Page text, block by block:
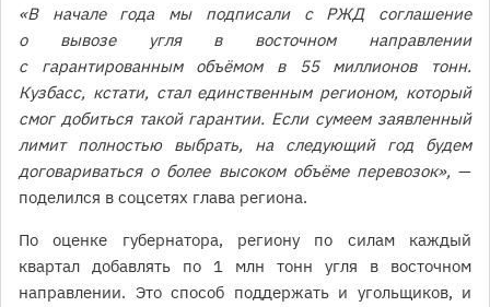
«В начале года мы подписали с РЖД соглашение
о вывозе угля в восточном направлении
с гарантированным объёмом в 55 миллионов тонн.
Кузбасс, кстати, стал единственным регионом, который
смог добиться такой гарантии. Если сумеем заявленный
лимит полностью выбрать, на следующий год будем
договариваться о более высоком объёме перевозок», —
поделился в соцсетях глава региона.
По оценке губернатора, региону по силам каждый
квартал добавлять по 1 млн тонн угля в восточном
направлении. Это способ поддержать и угольщиков, и